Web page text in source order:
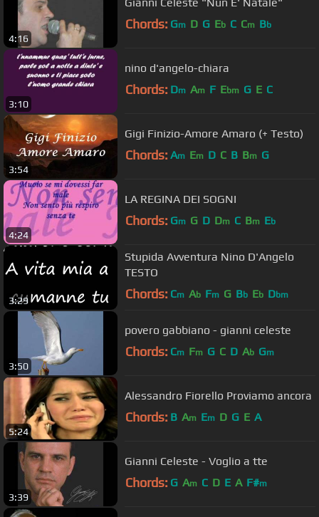
4:16
Chords: Gm D G Eb C Cm Bb
3:10
nino d'angelo-chiara
Chords: Dm Am F Ebm G E C
3:54
Gigi Finizio-Amore Amaro (+ Testo)
Chords: Am Em D C B Bm G
4:24
LA REGINA DEI SOGNI
Chords: Gm G D Dm C Bm Eb
3:29
Stupida Avventura Nino D'Angelo
TESTO
Chords: Cm Ab Fm G Bb Eb Dbm
3:50
povero gabbiano - gianni celeste
Chords: Cm Fm G C D Ab Gm
5:24
Alessandro Fiorello Proviamo ancora
Chords: B Am Em D G E A
3:39
Gianni Celeste - Voglio a tte
Chords: G Am C D E A F#m